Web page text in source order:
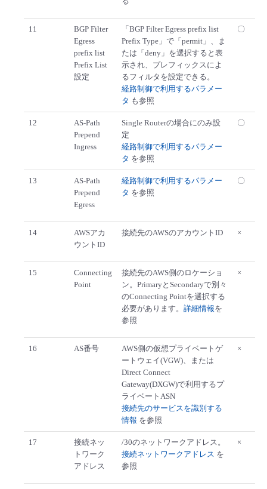
11
BGP Filter
Egress
prefix list
Prefix List
設定
「BGP Filter Egress prefix list
Prefix Type」で「permit」、ま
たは「deny」を選択すると表
示され、プレフィックスによ
るフィルタを設定できる。
経路制御で利用するパラメー
タ も参照
〇
12
AS-Path
Prepend
Ingress
Single Routerの場合にのみ設
定
経路制御で利用するパラメー
タ を参照
〇
13
AS-Path
Prepend
Egress
経路制御で利用するパラメー
タ を参照
〇
14
AWSアカ
ウントID
接続先のAWSのアカウントID ×
15
Connecting
Point
接続先のAWS側のロケーショ
ン。PrimaryとSecondaryで別々
のConnecting Pointを選択する
必要があります。 詳細情報を
参照
×
16 AS番号
AWS側の仮想プライベートゲ
ートウェイ(VGW)、または
Direct Connect
Gateway(DXGW)で利用するプ
ライベートASN
接続先のサービスを識別する
情報 を参照
×
17
接続ネッ
トワーク
アドレス
/30のネットワークアドレス。
接続ネットワークアドレス を
参照
×